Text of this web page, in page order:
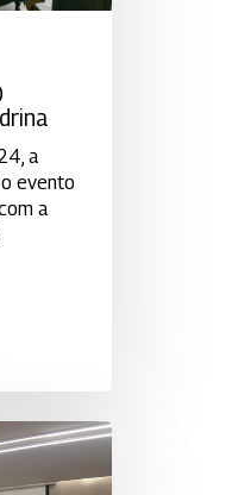
a
evento
a